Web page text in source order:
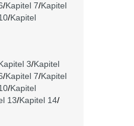
/Kapitel 7/Kapitel
/Kapitel
3/Kapitel
/Kapitel 7/Kapitel
/Kapitel
13/Kapitel 14/